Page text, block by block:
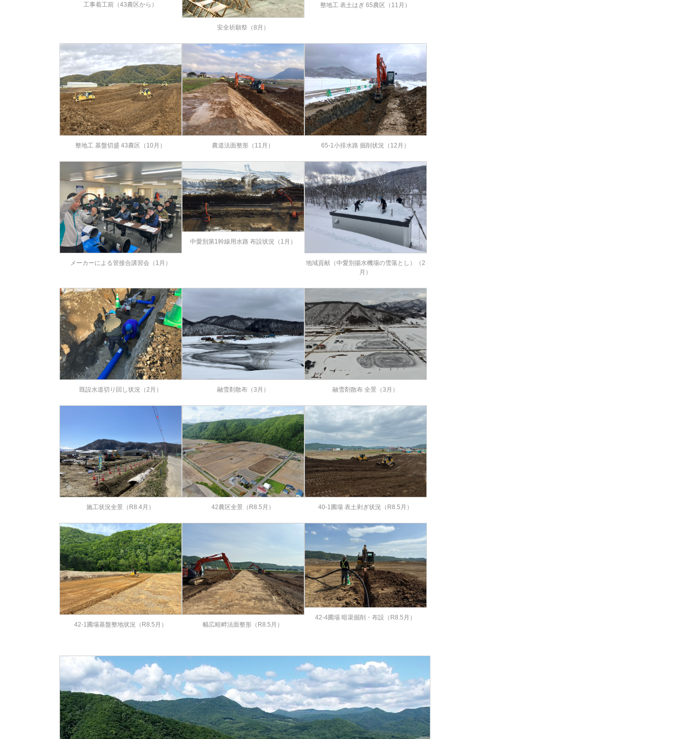
工事着工前（43農区から）
安全祈願祭（8月）
整地工 表土はぎ 65農区（11月）
整地工 基盤切盛 43農区（10月） 農道法面整形（11月） 65-1小排水路 掘削状況（12月）
メーカーによる管接合講習会（1月）
中愛別第1幹線用水路 布設状況（1月）
地域貢献（中愛別揚水機場の雪落とし）（2
月）
既設水道切り回し状況（2月） 融雪剤散布（3月） 融雪剤散布 全景（3月）
施工状況全景（R8.4月） 42農区全景（R8.5月） 40-1圃場 表土剥ぎ状況（R8.5月）
42-1圃場基盤整地状況（R8.5月） 幅広畦畔法面整形（R8.5月）
42-4圃場 暗渠掘削・布設（R8.5月）